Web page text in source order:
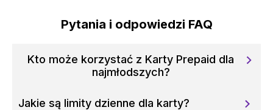
Pytania i odpowiedzi FAQ
Kto może korzystać z Karty Prepaid dla
najmłodszych?
Jakie są limity dzienne dla karty?